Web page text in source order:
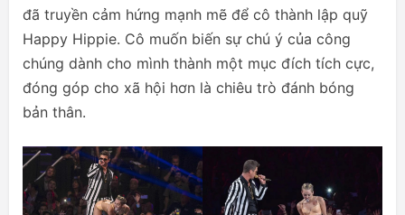
đã truyền cảm hứng mạnh mẽ để cô thành lập quỹ
Happy Hippie. Cô muốn biến sự chú ý của công
chúng dành cho mình thành một mục đích tích cực,
đóng góp cho xã hội hơn là chiêu trò đánh bóng
bản thân.